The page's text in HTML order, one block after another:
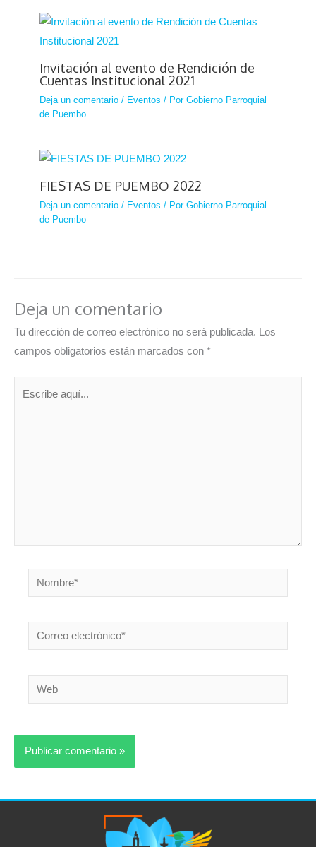
Invitación al evento de Rendición de
Cuentas Institucional 2021
Deja un comentario / Eventos / PorGobierno Parroquial
de Puembo
FIESTAS DE PUEMBO 2022
Deja un comentario / Eventos / PorGobierno Parroquial
de Puembo
Deja un comentario
Tu dirección de correo electrónico no será publicada. Los
campos obligatorios están marcados con *
Nombre*
Correo
electrónico*
Web